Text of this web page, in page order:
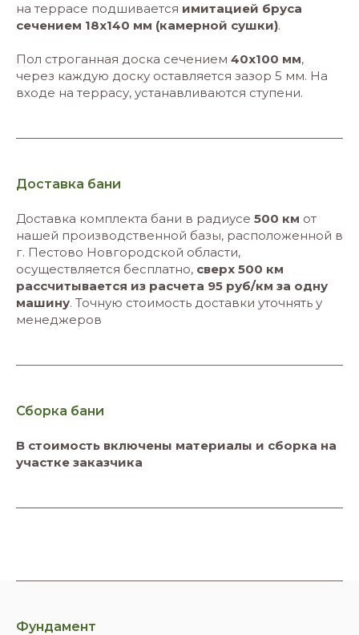
на террасе подшивается имитацией бруса
сечением 18х140 мм (камерной сушки).
Пол строганная доска сечением 40х100 мм,
через каждую доску оставляется зазор 5 мм. На
входе на террасу, устанавливаются ступени.
Доставка бани
Доставка комплекта бани в радиусе 500 км от
нашей производственной базы, расположенной в
г. Пестово Новгородской области,
осуществляется бесплатно, сверх 500 км
рассчитывается из расчета 95 руб/км за одну
машину. Точную стоимость доставки уточнять у
менеджеров
Сборка бани
В стоимость включены материалы и сборка на
участке заказчика
Фундамент